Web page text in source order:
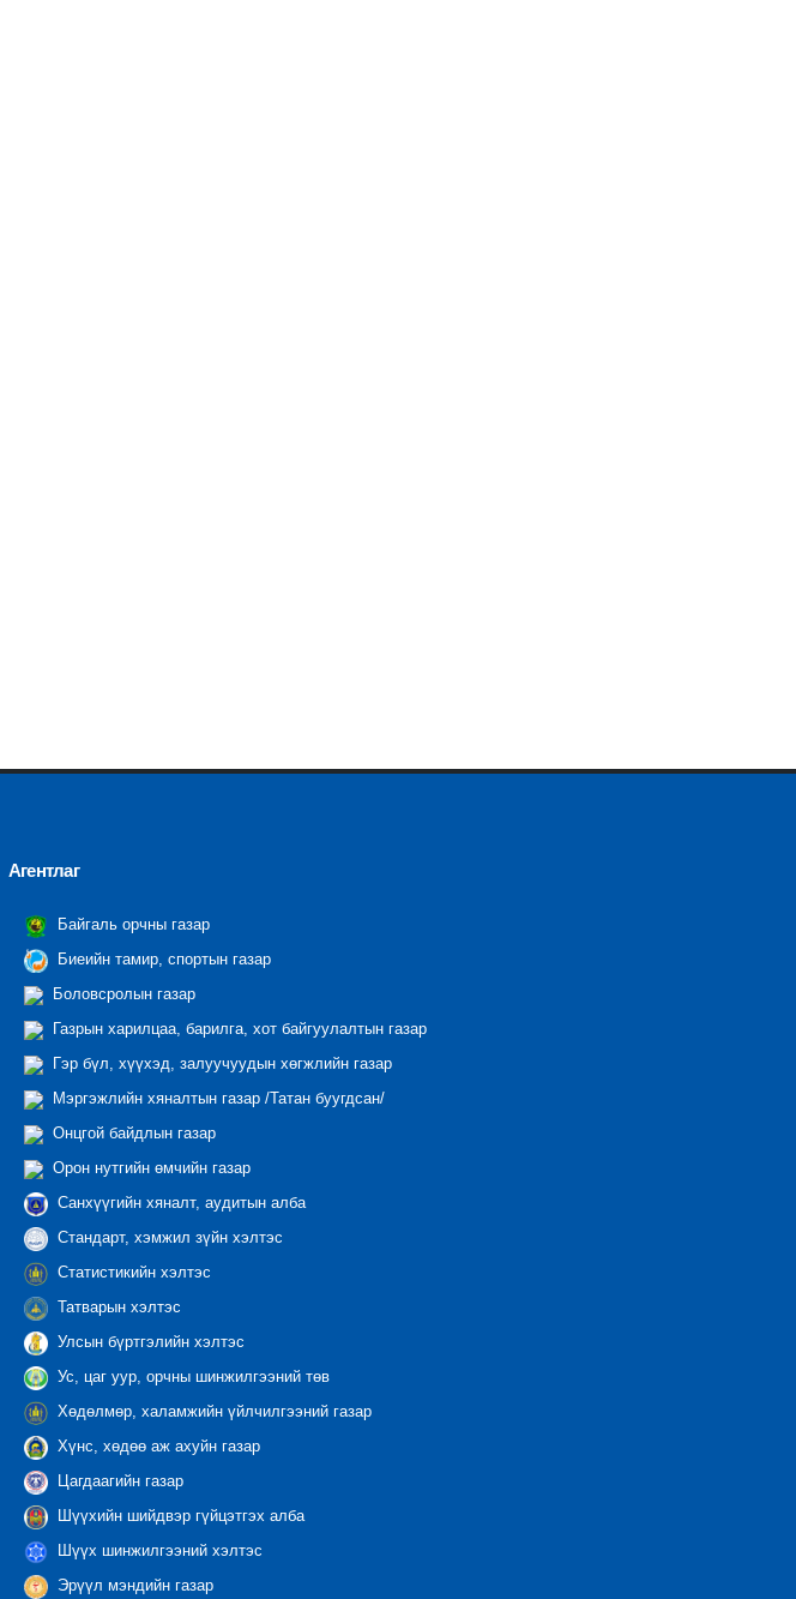
Агентлаг
Байгаль орчны газар
Биеийн тамир, спортын газар
Боловсролын газар
Газрын харилцаа, барилга, хот байгуулалтын газар
Гэр бүл, хүүхэд, залуучуудын хөгжлийн газар
Мэргэжлийн хяналтын газар /Татан буугдсан/
Онцгой байдлын газар
Орон нутгийн өмчийн газар
Санхүүгийн хяналт, аудитын алба
Стандарт, хэмжил зүйн хэлтэс
Статистикийн хэлтэс
Татварын хэлтэс
Улсын бүртгэлийн хэлтэс
Ус, цаг уур, орчны шинжилгээний төв
Хөдөлмөр, халамжийн үйлчилгээний газар
Хүнс, хөдөө аж ахуйн газар
Цагдаагийн газар
Шүүхийн шийдвэр гүйцэтгэх алба
Шүүх шинжилгээний хэлтэс
Эрүүл мэндийн газар